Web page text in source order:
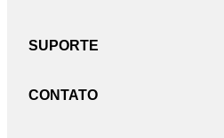
SUPORTE
CONTATO